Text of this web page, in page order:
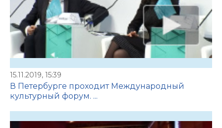
15.11.2019, 15:39
В Петербурге проходит Международный
культурный форум. ...